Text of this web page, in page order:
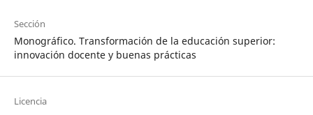
Sección
Monográfico. Transformación de la educación superior:
innovación docente y buenas prácticas
Licencia